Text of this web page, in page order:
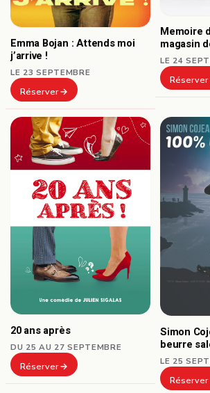
Emma Bojan : Attends moi
j’arrive !
LE 23 SEPTEMBRE
Réserver
Memoire
magasin
LE 24
Réserver
20 ans après
DU 25 AU 27 SEPTEMBRE
Réserver
Simon
beurre
LE 25
Réserver